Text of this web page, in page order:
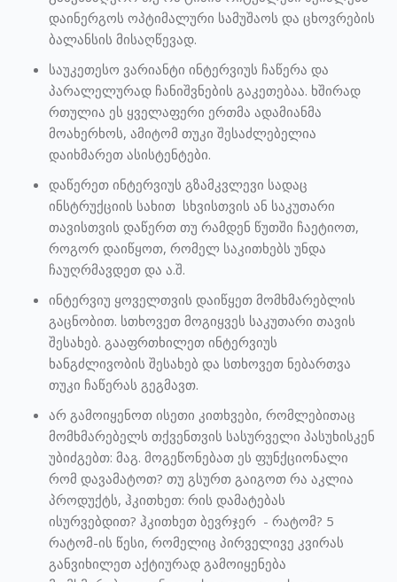
დაინერგოს ოპტიმალური სამუშაოს და ცხოვრების
ბალანსის მისაღწევად.
საუკეთესო ვარიანტი ინტერვიუს ჩაწერა და
პარალელურად ჩანიშვნების გაკეთებაა. ხშირად
რთულია ეს ყველაფერი ერთმა ადამიანმა
მოახერხოს, ამიტომ თუკი შესაძლებელია
დაიხმარეთ ასისტენტები.
დაწერეთ ინტერვიუს გზამკვლევი სადაც
ინსტრუქციის სახით სხვისთვის ან საკუთარი
თავისთვის დაწერთ თუ რამდენ წუთში ჩაეტიოთ,
როგორ დაიწყოთ, რომელ საკითხებს უნდა
ჩაუღრმავდეთ და ა.შ.
ინტერვიუ ყოველთვის დაიწყეთ მომხმარებლის
გაცნობით. სთხოვეთ მოგიყვეს საკუთარი თავის
შესახებ. გააფრთხილეთ ინტერვიუს
ხანგძლივობის შესახებ და სთხოვეთ ნებართვა
თუკი ჩაწერას გეგმავთ.
არ გამოიყენოთ ისეთი კითხვები, რომლებითაც
მომხმარებელს თქვენთვის სასურველი პასუხისკენ
უბიძგებთ: მაგ. მოგეწონებათ ეს ფუნქციონალი
რომ დავამატოთ? თუ გსურთ გაიგოთ რა აკლია
პროდუქტს, ჰკითხეთ: რის დამატებას
ისურვებდით? ჰკითხეთ ბევრჯერ - რატომ? 5
რატომ-ის წესი, რომელიც პირველივე კვირას
განვიხილეთ აქტიურად გამოიყენება